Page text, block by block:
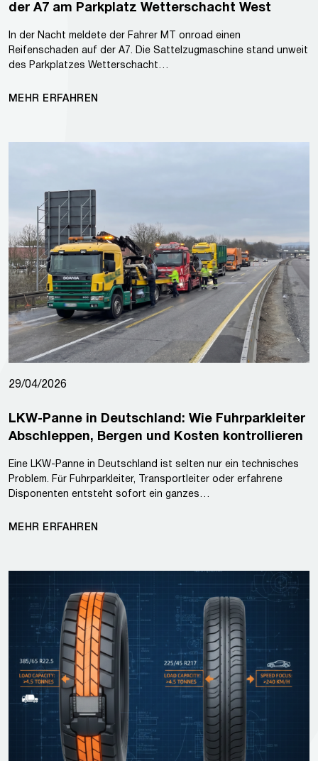
der A7 am Parkplatz Wetterschacht West
In der Nacht meldete der Fahrer MT onroad einen
Reifenschaden auf der A7. Die Sattelzugmaschine stand unweit
des Parkplatzes Wetterschacht…
MEHR ERFAHREN
29/04/2026
LKW-Panne in Deutschland: Wie Fuhrparkleiter
Abschleppen, Bergen und Kosten kontrollieren
Eine LKW-Panne in Deutschland ist selten nur ein technisches
Problem. Für Fuhrparkleiter, Transportleiter oder erfahrene
Disponenten entsteht sofort ein ganzes…
MEHR ERFAHREN